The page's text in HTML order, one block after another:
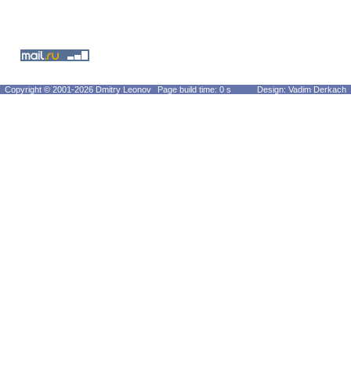
Copyright © 2001-2026 Dmitry Leonov Page build time: 0 s Design: Vadim Derkach